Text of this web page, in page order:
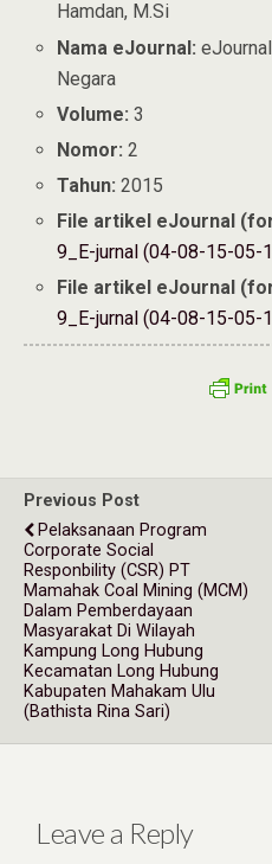
Hamdan, M.Si
Nama eJournal:
Negara
Volume: 3
Nomor: 2
Tahun: 2015
File artikel eJournal
9_E-jurnal (04-08-15-05-
File artikel eJournal
9_E-jurnal (04-08-15-05-
Previous Post
Pelaksanaan Program
Corporate Social
Responbility (CSR) PT
Mamahak Coal Mining (MCM)
Dalam Pemberdayaan
Masyarakat Di Wilayah
Kampung Long Hubung
Kecamatan Long Hubung
Kabupaten Mahakam Ulu
(Bathista Rina Sari)
Leave a Reply